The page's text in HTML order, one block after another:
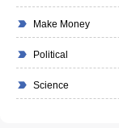
Make Money
Political
Science